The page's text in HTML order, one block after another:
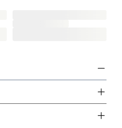
in Systembauweise für
verdankt ihren Namen